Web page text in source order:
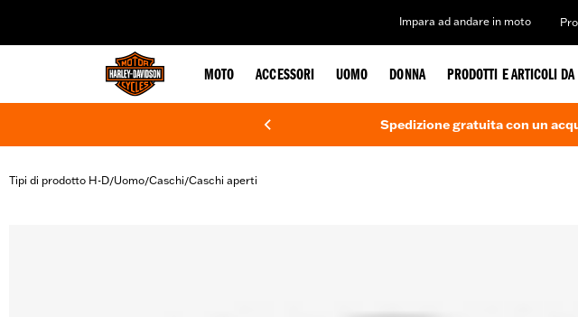
Impara ad andare in moto
MOTO ACCESSORI UOMO DONNA PRODOTTI E ARTICOLI DA
Spedizione gratuita con un
Tipi di prodotto H-D/Uomo/Caschi/Caschi aperti